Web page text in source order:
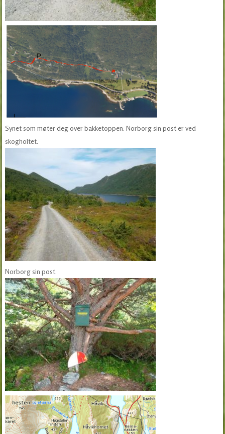
Synet som møter deg over bakketoppen. Norborg sin post er ved
skogholtet.
Norborg sin post.